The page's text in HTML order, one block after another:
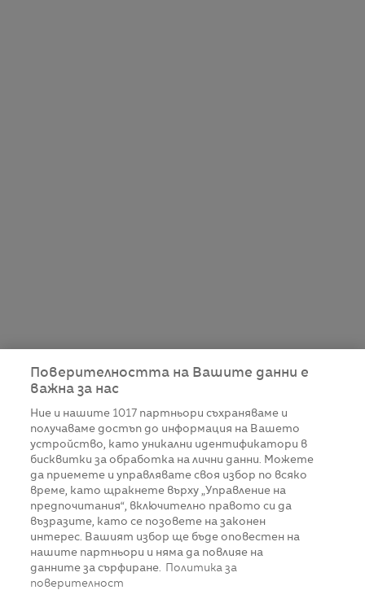
Поверителността на Вашите данни е
важна за нас
Ние и нашите 1017 партньори съхраняваме и
получаваме достъп до информация на Вашето
устройство, като уникални идентификатори в
бисквитки за обработка на лични данни. Можете
да приемете и управлявате своя избор по всяко
време, като щракнете върху „Управление на
предпочитания“, включително правото си да
възразите, като се позовете на законен
интерес. Вашият избор ще бъде оповестен на
нашите партньори и няма да повлияе на
данните за сърфиране.
Политика за
поверителност